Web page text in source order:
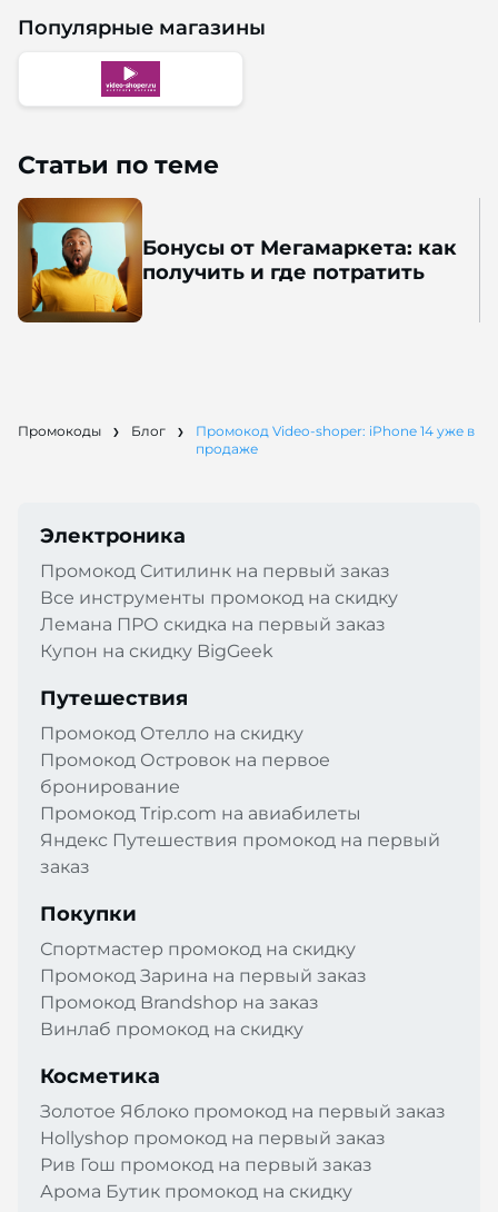
Популярные магазины
Статьи по теме
Бонусы от Мегамаркета: как
получить и где потратить
Промокоды Блог
Промокод Video-shoper: iPhone 14 уже в
продаже
Электроника
Промокод Cитилинк на первый заказ
Все инструменты промокод на скидку
Лемана ПРО скидка на первый заказ
Купон на скидку BigGeek
Путешествия
Промокод Отелло на скидку
Промокод Островок на первое
бронирование
Промокод Trip.com на авиабилеты
Яндекс Путешествия промокод на первый
заказ
Покупки
Спортмастер промокод на скидку
Промокод Зарина на первый заказ
Промокод Brandshop на заказ
Винлаб промокод на скидку
Косметика
Золотое Яблоко промокод на первый заказ
Hollyshop промокод на первый заказ
Рив Гош промокод на первый заказ
Арома Бутик промокод на скидку